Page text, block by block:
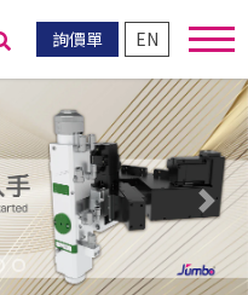
詢價單 EN
送出搜尋
Next